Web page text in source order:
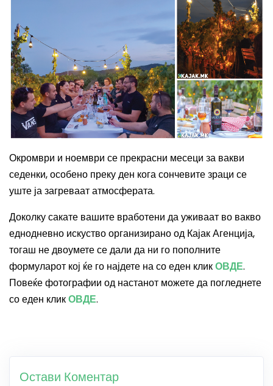
Окромври и ноември се прекрасни месеци за вакви
седенки, особено преку ден кога сончевите зраци се
уште ја загреваат атмосферата.
Доколку сакате вашите вработени да уживаат во вакво
еднодневно искуство организирано од Кајак Агенција,
тогаш не двоумете се дали да ни го пополните
формуларот кој ќе го најдете на со еден кликОВДЕ.
Повеќе фотографии од настанот можете да погледнете
со еден кликОВДЕ.
Остави Коментар